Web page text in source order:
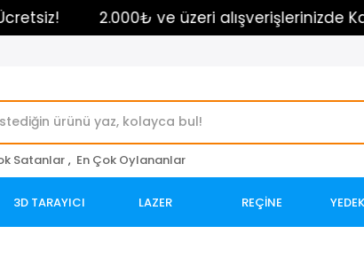
2.000₺ ve üzeri alışverişlerinizde Kargo
Satanlar , En Çok Oylananlar
3D TARAYICI LAZER REÇİNE